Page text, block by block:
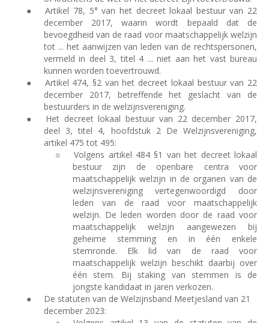
●
Artikel 78, 5° van het decreet lokaal bestuur van 22
december 2017, waarin wordt bepaald dat de
bevoegdheid van de raad voor maatschappelijk welzijn
tot ... het aanwijzen van leden van de rechtspersonen,
vermeld in deel 3, titel 4 ... niet aan het vast bureau
kunnen worden toevertrouwd.
●
Artikel 474, §2 van het decreet lokaal bestuur van 22
december 2017, betreffende het geslacht van de
bestuurders in de welzijnsvereniging.
●
Het decreet lokaal bestuur van 22 december 2017,
deel 3, titel 4, hoofdstuk 2 De Welzijnsvereniging,
artikel 475 tot 495:
○
Volgens artikel 484 §1 van het decreet lokaal
bestuur zijn de openbare centra voor
maatschappelijk welzijn in de organen van de
welzijnsvereniging vertegenwoordigd door
leden van de raad voor maatschappelijk
welzijn. De leden worden door de raad voor
maatschappelijk welzijn aangewezen bij
geheime stemming en in één enkele
stemronde. Elk lid van de raad voor
maatschappelijk welzijn beschikt daarbij over
één stem. Bij staking van stemmen is de
jongste kandidaat in jaren verkozen.
●
De statuten van de Welzijnsband Meetjesland van 21
december 2023: